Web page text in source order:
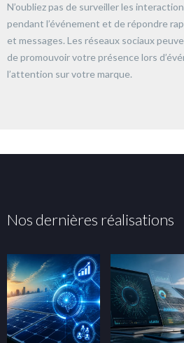
N’oubliez pas de surveiller les
pendant l’événement et de répondre
et messages. Les réseaux sociaux
de promouvoir votre présence lors
l’attention sur votre marque.
Nos dernières réalisations